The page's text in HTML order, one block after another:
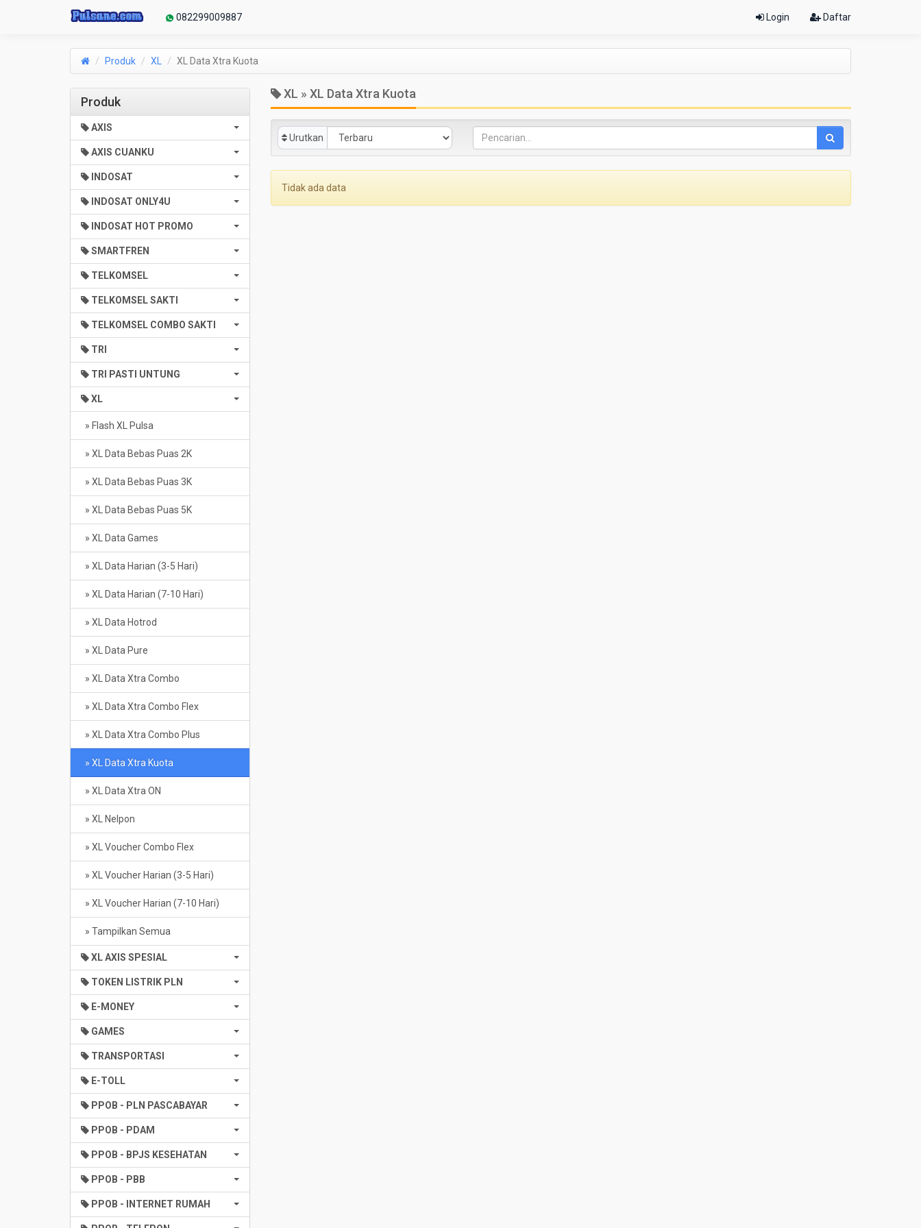
082299009887 Login Daftar
Produk XL XL Data Xtra Kuota
Produk
AXIS
AXIS CUANKU
INDOSAT
INDOSAT ONLY4U
INDOSAT HOT PROMO
SMARTFREN
TELKOMSEL
TELKOMSEL SAKTI
TELKOMSEL COMBO SAKTI
TRI
TRI PASTI UNTUNG
XL
» Flash XL Pulsa
» XL Data Bebas Puas 2K
» XL Data Bebas Puas 3K
» XL Data Bebas Puas 5K
» XL Data Games
» XL Data Harian (3-5 Hari)
» XL Data Harian (7-10 Hari)
» XL Data Hotrod
» XL Data Pure
» XL Data Xtra Combo
» XL Data Xtra Combo Flex
» XL Data Xtra Combo Plus
» XL Data Xtra Kuota
» XL Data Xtra ON
» XL Nelpon
» XL Voucher Combo Flex
» XL Voucher Harian (3-5 Hari)
» XL Voucher Harian (7-10 Hari)
» Tampilkan Semua
XL AXIS SPESIAL
TOKEN LISTRIK PLN
E-MONEY
GAMES
TRANSPORTASI
E-TOLL
PPOB - PLN PASCABAYAR
PPOB - PDAM
PPOB - BPJS KESEHATAN
PPOB - PBB
PPOB - INTERNET RUMAH
XL » XL Data Xtra Kuota
Urutkan
Tidak ada data